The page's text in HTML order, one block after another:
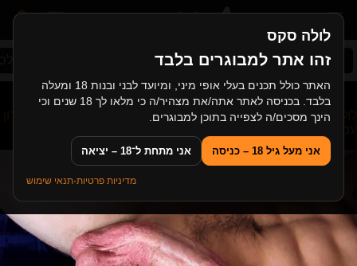
לולה סקס
זהו אתר למבוגרים בלבד
האתר כולל תכנים בעלי אופי מיני, ומיועד לבני ובנות 18 ומעלה
בלבד. בכניסה לאתר אתה/את מצהיר/ה כי מלאו לך 18 שנים וכי
הינך מסכים/ה לצפייה בתוכן למבוגרים.
אני מעל גיל 18 – כניסה אני מתחת ל־18 – יציאה
מדיניות פרטיות·תנאי שימוש
סקס ישראלי ליקוקי כוס
לולה סקס>קוקסינל>קוקסינל אמריקאית - לטינית בסשן אנאלי וגרון